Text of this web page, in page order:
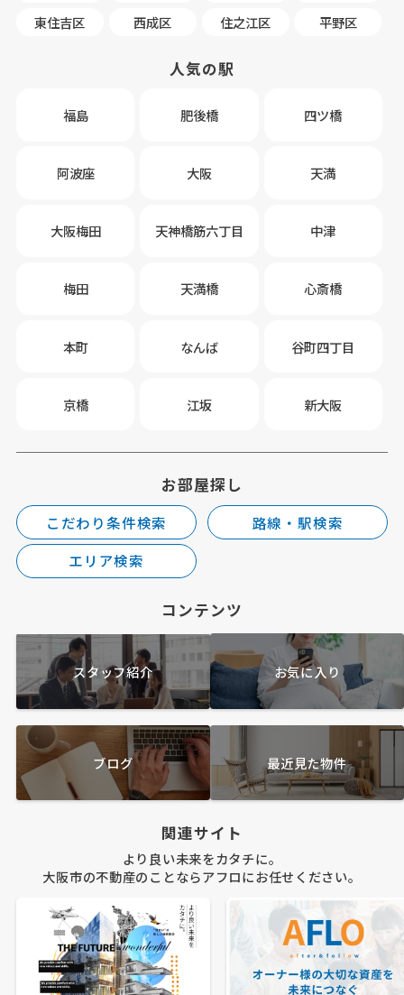
東住吉区
西成区 住之江区 平野区
人気の駅
福島 肥後橋 四ツ橋
阿波座 大阪 天満
大阪梅田 天神橋筋六丁目 中津
梅田 天満橋 心斎橋
本町 なんば 谷町四丁目
京橋 江坂 新大阪
お部屋探し
こだわり条件検索
路線・駅検索
エリア検索
コンテンツ
スタッフ紹介 お気に入り
ブログ 最近見た物件
関連サイト
より良い未来をカタチに。
大阪市の不動産のことならアフロにお任せください。